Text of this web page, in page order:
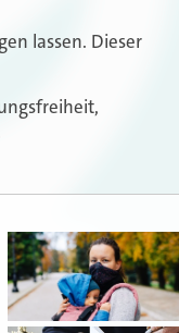
lassen. Dieser